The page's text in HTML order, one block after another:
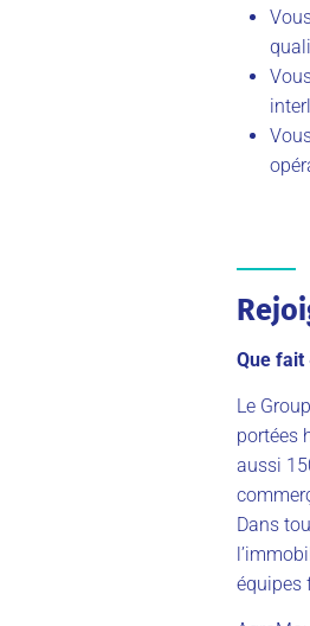
Que fait
Le
portées
aussi
Dans
équipes